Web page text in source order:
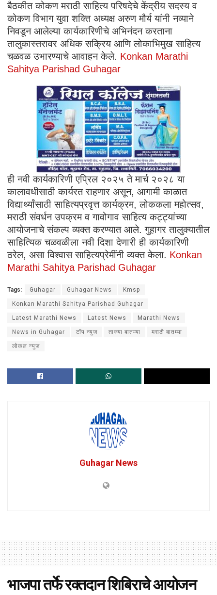
बैठकीत कोकण मराठी साहित्य परिषदेचे केंद्रीय सदस्य व
कोकण विभाग युवा शक्ति अध्यक्ष अरुण मौर्य यांनी नव्याने
निवडून आलेल्या कार्यकारिणीचे अभिनंदन करताना
तालुकास्तरावर अधिक सक्रिय आणि लोकाभिमुख साहित्य
चळवळ उभारण्याचे आवाहन केले. Konkan Marathi
Sahitya Parishad Guhagar
ही नवी कार्यकारिणी एप्रिल २०२५ ते मार्च २०२८ या
कालावधीसाठी कार्यरत राहणार असून, आगामी काळात
विद्यार्थ्यांसाठी साहित्यप्रवृत्त कार्यक्रम, लोककला महोत्सव,
मराठी संवर्धन उपक्रम व गावोगाव साहित्य कट्ट्यांच्या
आयोजनाचे संकल्प व्यक्त करण्यात आले. गुहागर तालुक्यातील
साहित्यिक चळवळीला नवी दिशा देणारी ही कार्यकारिणी
ठरेल, असा विश्वास साहित्यप्रेमींनी व्यक्त केला. Konkan
Marathi Sahitya Parishad Guhagar
Tags: Guhagar Guhagar News Kmsp
Konkan Marathi Sahitya Parishad Guhagar
Latest Marathi News Latest News Marathi News
News in Guhagar टॉप न्युज ताज्या बातम्या मराठी बातम्या
लोकल न्युज
Guhagar News
भाजपा तर्फे रक्तदान शिबिराचे आयोजन